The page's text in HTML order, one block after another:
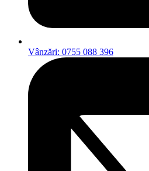
Vânzări: 0755 088 396